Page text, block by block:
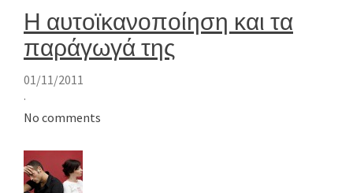
Η αυτοϊκανοποίηση και τα
παράγωγά της
01/11/2011
·
No comments